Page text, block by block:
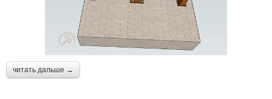
читать дальше →